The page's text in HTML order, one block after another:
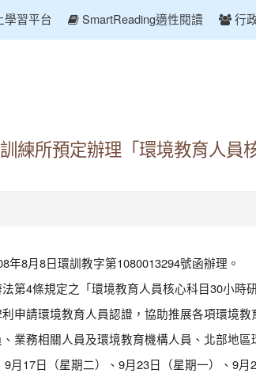
學習平台 SmartReading適性閱讀 行
練所預定辦理「環境教育人員
8月8日環訓教字第1080013294號函辦理。
第4條規定之「環境教育人員核心科目30小
申請環境教育人員認證，協助推展各項環境教
業務相關人員及環境教育機構人員、北部地區
月17日（星期二）、9月23日（星期一）、9